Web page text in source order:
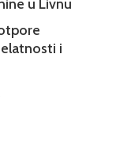
u Livnu
i